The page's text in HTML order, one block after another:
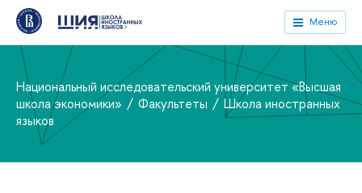
Меню
Национальный исследовательский университет «Высшая
школа экономики»
Факультеты
Школа иностранных
языков